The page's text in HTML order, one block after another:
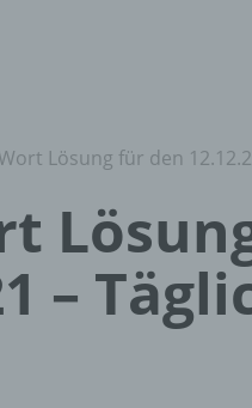
Lösung für den
–